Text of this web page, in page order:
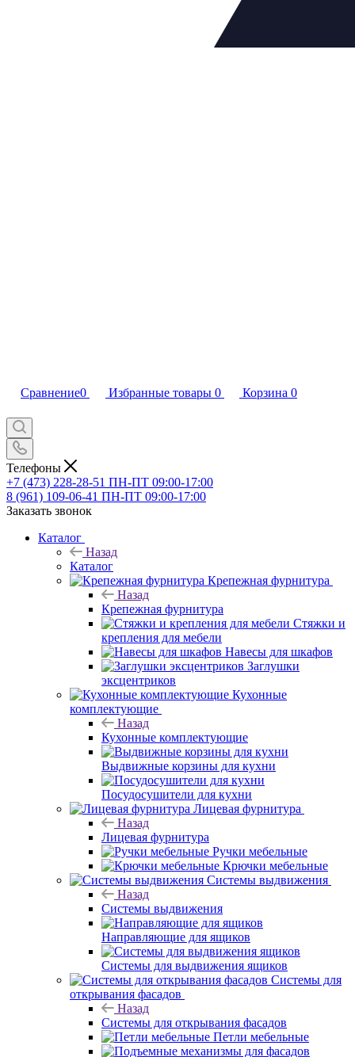
Сравнение0 Избранные товары 0 Корзина 0
Телефоны
+7 (473) 228-28-51 ПН-ПТ 09:00-17:00
8 (961) 109-06-41 ПН-ПТ 09:00-17:00
Заказать звонок
Каталог
Назад
Каталог
Крепежная фурнитура
Назад
Крепежная фурнитура
Стяжки и
крепления для мебели
Навесы для шкафов
Заглушки
эксцентриков
Кухонные
комплектующие
Назад
Кухонные комплектующие
Выдвижные корзины для кухни
Посудосушители для кухни
Лицевая фурнитура
Назад
Лицевая фурнитура
Ручки мебельные
Крючки мебельные
Системы выдвижения
Назад
Системы выдвижения
Направляющие для ящиков
Системы для выдвижения ящиков
Системы для
открывания фасадов
Назад
Системы для открывания фасадов
Петли мебельные